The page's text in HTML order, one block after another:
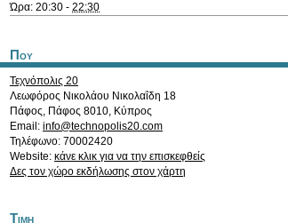
Ώρα: 20:30 - 22:30
Που
Τεχνόπολις 20
Λεωφόρος Νικολάου Νικολαΐδη 18
Πάφος, Πάφος 8010, Κύπρος
Email: info@technopolis20.com
Τηλέφωνο: 70002420
Website: κάνε κλικ για να την επισκεφθείς
Δες τον χώρο εκδήλωσης στον χάρτη
Τιμη